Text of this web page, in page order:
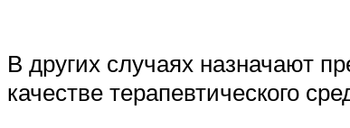
В других случаях назначают
качестве терапевтического